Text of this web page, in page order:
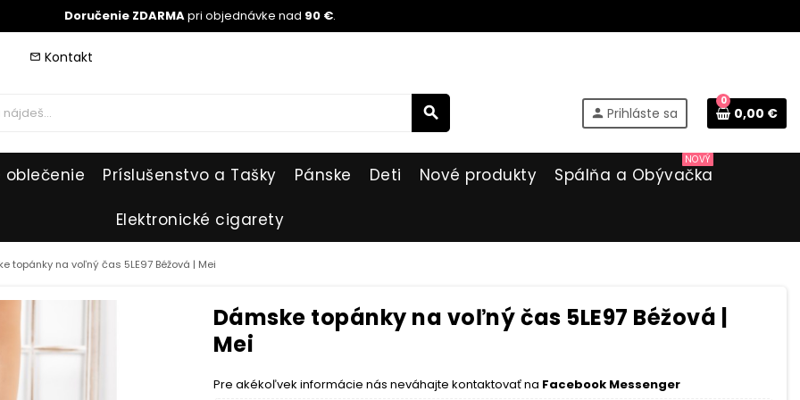
Doručenie ZDARMApri objednávke nad 90 €.
mail_outline Kontakt
search person Prihláste sa
0
0,00 €
oblečenie Príslušenstvo a Tašky Pánske Deti Nové produkty Spálňa a Obývačka
NOVÝ
Elektronické cigarety
topánky na voľný čas 5LE97 Béžová | Mei
Dámske topánky na voľný čas 5LE97 Béžová |
Mei
Pre akékoľvek informácie nás neváhajte kontaktovať na Facebook Messenger